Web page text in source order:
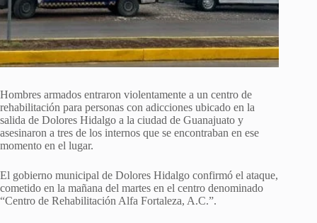
Hombres armados entraron violentamente a un centro de
rehabilitación para personas con adicciones ubicado en la
salida de Dolores Hidalgo a la ciudad de Guanajuato y
asesinaron a tres de los internos que se encontraban en ese
momento en el lugar.
El gobierno municipal de Dolores Hidalgo confirmó el ataque,
cometido en la mañana del martes en el centro denominado
“Centro de Rehabilitación Alfa Fortaleza, A.C.”.